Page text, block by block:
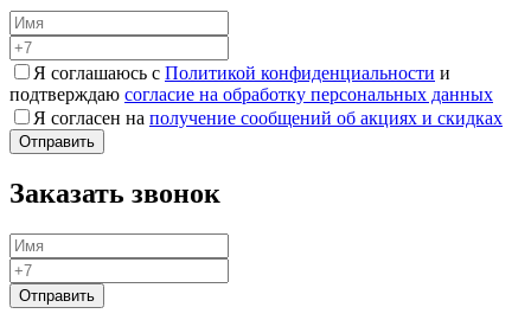
Я соглашаюсь с Политикой конфиденциальности и
подтверждаю согласие на обработку персональных данных
Я согласен на получение сообщений об акциях и скидках
Заказать звонок